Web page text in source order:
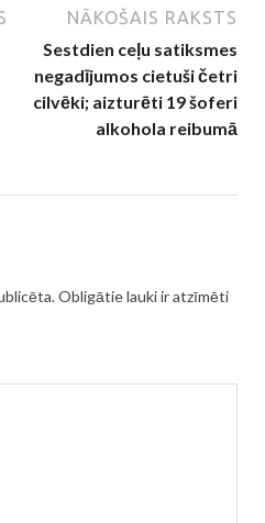
NĀKOŠAIS RAKSTS
Sestdien ceļu satiksmes
negadījumos cietuši četri
cilvēki; aizturēti 19 šoferi
alkohola reibumā
Obligātie lauki ir atzīmēti